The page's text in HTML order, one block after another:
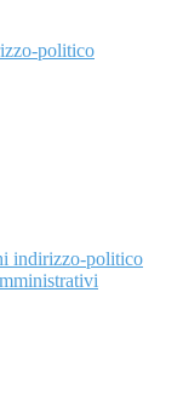
politico
indirizzo-politico